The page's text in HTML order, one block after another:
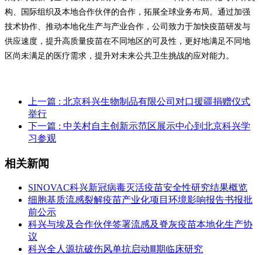
构、国际组织及本地合作伙伴的合作，拓展全球业务布局。通过加强
技术协作、推动本地化生产与产业合作，公司致力于加快疫苗研发与
供应速度，提升高质量疫苗在不同地区的可及性，更好地满足不同地
区尚未满足的医疗需求，提升对未来公共卫生挑战的应对能力。
上一篇 : 北京科兴生物制品有限公司对口援疆捐赠仪式
举行
下一篇 : 中关村自主创新示范区展示中心到北京科兴学
习参观
相关新闻
SINOVAC科兴新冠病毒灭活疫苗安全性研究结果概览
细胞基质流感裂解疫苗产业化项目环境影响报告书报批
前公示
科兴与埃及合作伙伴签署流感及脊灰疫苗本地化生产协
议
科兴全人源抗破伤风单抗启动Ⅲ期临床研究